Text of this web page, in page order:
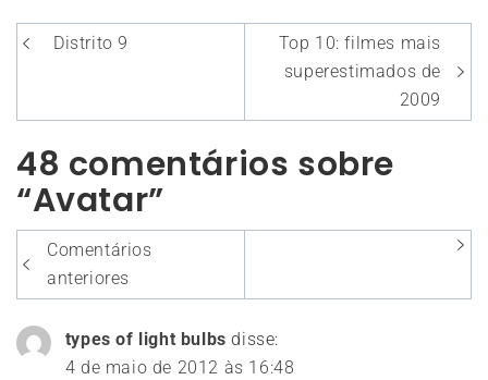
Navegação
Post
Distrito 9
Top 10: filmes mais
superestimados de
2009
48 comentários sobre
“Avatar”
Navegação
entre
os
comentários
Comentários
anteriores
types of light bulbs disse:
4 de maio de 2012 às 16:48